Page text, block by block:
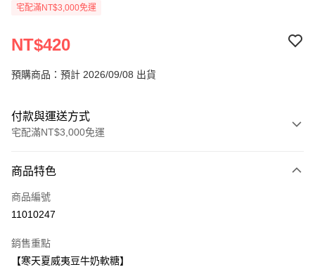
宅配滿NT$3,000免運
NT$420
預購商品：預計 2026/09/08 出貨
付款與運送方式
宅配滿NT$3,000免運
信用卡一次付款
LINE Pay
街口支付
商品特色
商品編號
11010247
銷售重點
【寒天夏威夷豆牛奶軟糖】